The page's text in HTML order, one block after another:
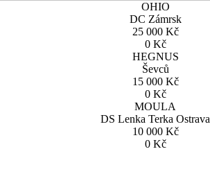
OHIO
DC Zámrsk
25 000 Kč
0 Kč
HEGNUS
Ševců
15 000 Kč
0 Kč
MOULA
DS Lenka Terka Ostrava
10 000 Kč
0 Kč